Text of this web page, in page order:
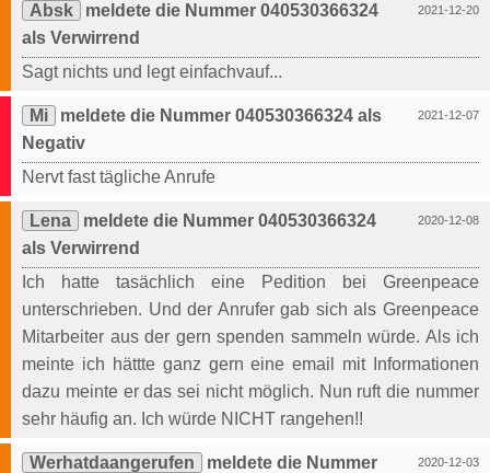
2021-12-20
Absk
meldete die Nummer 040530366324
als Verwirrend
Sagt nichts und legt einfachvauf...
2021-12-07
Mi
meldete die Nummer 040530366324 als
Negativ
Nervt fast tägliche Anrufe
2020-12-08
Lena
meldete die Nummer 040530366324
als Verwirrend
Ich hatte tasächlich eine Pedition bei Greenpeace
unterschrieben. Und der Anrufer gab sich als Greenpeace
Mitarbeiter aus der gern spenden sammeln würde. Als ich
meinte ich hättte ganz gern eine email mit Informationen
dazu meinte er das sei nicht möglich. Nun ruft die nummer
sehr häufig an. Ich würde NICHT rangehen!!
2020-12-03
Werhatdaangerufen meldete die Nummer